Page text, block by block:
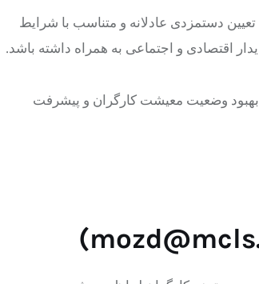
دستمزدی عادلانه و متناسب با شرایط
اقتصادی و اجتماعی به همراه داشته باشد.
بهبود وضعیت معیشت کارگران و پیشرفت